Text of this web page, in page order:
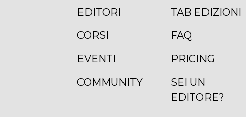
TAB EDIZIONI
FAQ
PRICING
SEI UN
EDITORE?
EDITORI
CORSI
EVENTI
COMMUNITY